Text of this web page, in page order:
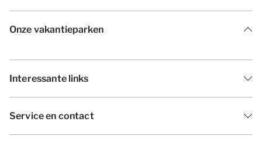
Onze vakantieparken
Interessante links
Service en contact